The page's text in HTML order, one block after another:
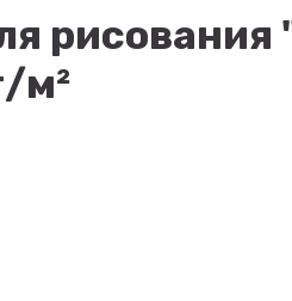
рисования
м²